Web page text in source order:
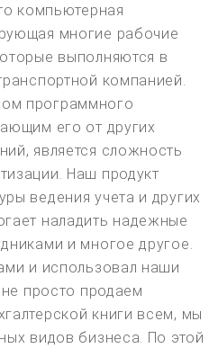
компьютерная
многие рабочие
выполняются в
компанией.
программного
его от других
является сложность
Наш продукт
ведения учета и других
наладить надежные
и многое другое.
и использовал наши
просто продаем
книги всем, мы
видов бизнеса. По этой